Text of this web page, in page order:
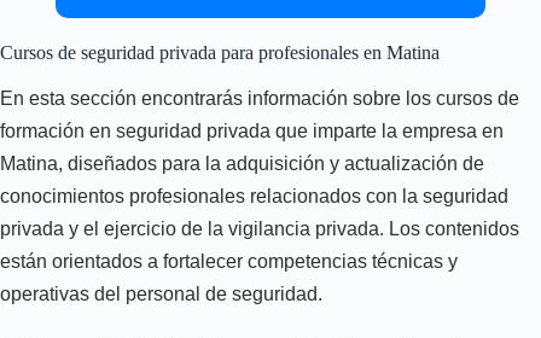
Cursos de seguridad privada para profesionales en Matina
En esta sección encontrarás información sobre los cursos de
formación en seguridad privada que imparte la empresa en
Matina, diseñados para la adquisición y actualización de
conocimientos profesionales relacionados con la seguridad
privada y el ejercicio de la vigilancia privada. Los contenidos
están orientados a fortalecer competencias técnicas y
operativas del personal de seguridad.